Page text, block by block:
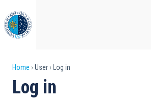
to
main
content
Breadcrumb
Home User Log in
Log in